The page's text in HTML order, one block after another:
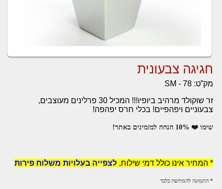
חגיגה צבעונית
מק”ט: SM - 78
זר שוקולד מרהיב ביופיו!!! המכיל 30 פרלינים מעוצבים,
צבעוניים ויפהפיים! בכלי חרס יפהפה!
שימו ❤️ 10% הנחה למזמינים באתר!
* המחיר אינו כולל דמי שילוח, לצפייה בעלויות משלוח פירות
* התמונה להמחשה בלבד